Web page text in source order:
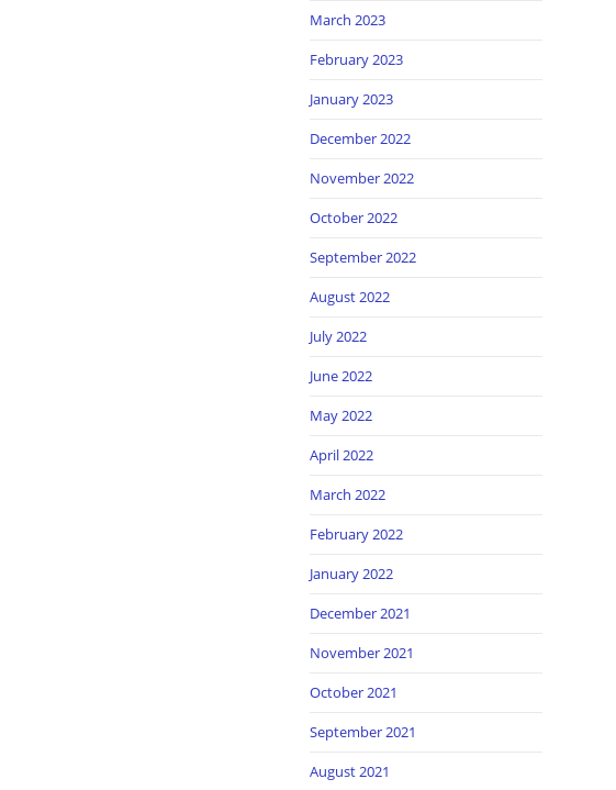
March 2023
February 2023
January 2023
December 2022
November 2022
October 2022
September 2022
August 2022
July 2022
June 2022
May 2022
April 2022
March 2022
February 2022
January 2022
December 2021
November 2021
October 2021
September 2021
August 2021